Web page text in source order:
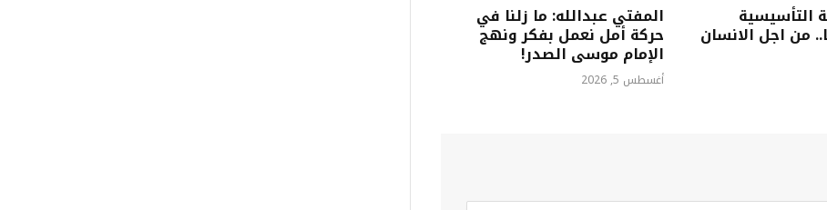
التأسيسية
من اجل الانسان
المفتي عبدالله: ما زلنا في
حركة أمل نعمل بفكر ونهج
الإمام موسى الصدر!
أغسطس 5, 2026